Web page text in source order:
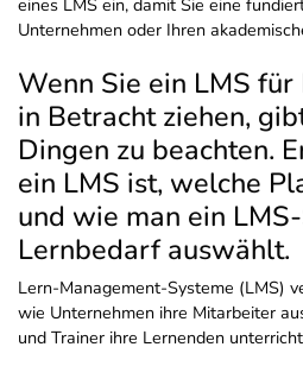
eines LMS ein, damit Sie eine
Unternehmen oder Ihren
Wenn Sie ein LMS
in Betracht ziehen,
Dingen zu beachten.
ein LMS ist, welche
und wie man ein
Lernbedarf auswählt.
Lern-Management-Systeme (LMS)
wie Unternehmen ihre Mitarbeiter
und Trainer ihre Lernenden